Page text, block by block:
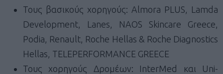
Τους βασικούς χορηγούς: Almora PLUS, Lamda
Development, Lanes, NAOS Skincare Greece,
Podia, Renault, Roche Hellas & Roche Diagnostics
Hellas, TELEPERFORMANCE GREECE
Τους χορηγούς Δρομέων: InterMed και Uni-